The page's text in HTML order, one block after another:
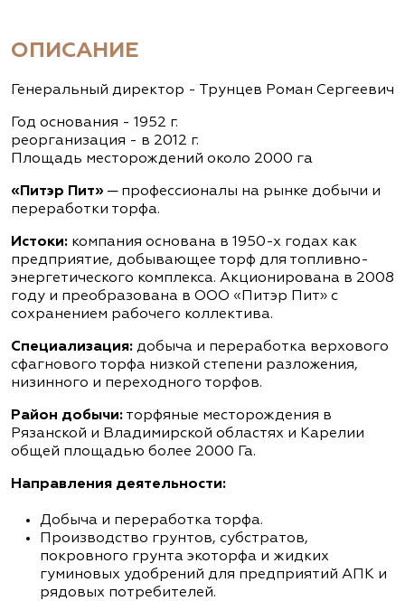
ОПИСАНИЕ
Генеральный директор - Трунцев Роман Сергеевич
Год основания - 1952 г.
реорганизация - в 2012 г.
Площадь месторождений около 2000 га
«Питэр Пит» ─ профессионалы на рынке добычи и
переработки торфа.
Истоки: компания основана в 1950-х годах как
предприятие, добывающее торф для топливно-
энергетического комплекса. Акционирована в 2008
году и преобразована в ООО «Питэр Пит» с
сохранением рабочего коллектива.
Специализация: добыча и переработка верхового
сфагнового торфа низкой степени разложения,
низинного и переходного торфов.
Район добычи: торфяные месторождения в
Рязанской и Владимирской областях и Карелии
общей площадью более 2000 Га.
Направления деятельности:
Добыча и переработка торфа.
Производство грунтов, субстратов,
покровного грунта экоторфа и жидких
гуминовых удобрений для предприятий АПК и
рядовых потребителей.